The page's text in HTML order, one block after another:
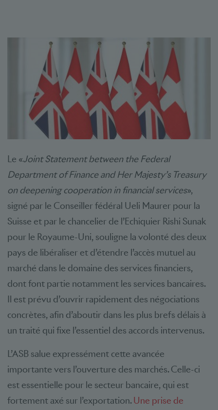
Le «Joint Statement between the Federal
Department of Finance and Her Majesty’s Treasury
on deepening cooperation in financial services»,
signé par le Conseiller fédéral Ueli Maurer pour la
Suisse et par le chancelier de l’Echiquier Rishi Sunak
pour le Royaume-Uni, souligne la volonté des deux
pays de libéraliser et d’étendre l’accès mutuel au
marché dans le domaine des services financiers,
dont font partie notamment les services bancaires.
Il est prévu d’ouvrir rapidement des négociations
concrètes, afin d’aboutir dans les plus brefs délais à
un traité qui fixe l’essentiel des accords intervenus.
L’ASB salue expressément cette avancée
importante vers l’ouverture des marchés. Celle-ci
est essentielle pour le secteur bancaire, qui est
fortement axé sur l’exportation.Une prise de